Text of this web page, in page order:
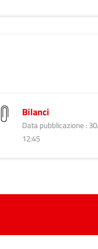
Bilanci
Data pubblicazione :
12:45